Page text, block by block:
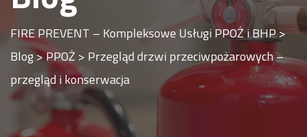
FIRE PREVENT – Kompleksowe Usługi PPOŻ i BHP>
Blog>PPOŻ > Przegląd drzwi przeciwpożarowych –
przegląd i konserwacja